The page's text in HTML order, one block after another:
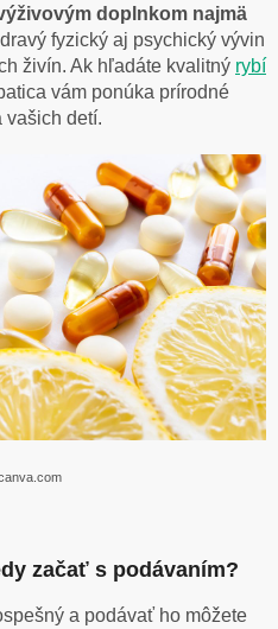
doplnkom najmä
fyzický aj psychický vývin
živín. Ak hľadáte kvalitný rybí
vám ponúka prírodné
vašich detí.
začať s podávaním?
a podávať ho môžete